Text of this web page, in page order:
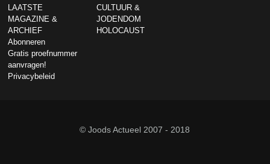
LAATSTE
MAGAZINE &
ARCHIEF
Abonneren
Gratis proefnummer
aanvragen!
Privacybeleid
CULTUUR &
JODENDOM
HOLOCAUST
© Joods Actueel 2007 - 2018